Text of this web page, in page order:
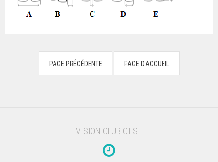
VISION CLUB C'EST